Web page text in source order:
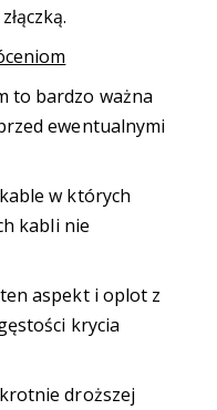
to bardzo ważna
ewentualnymi
w których
kabli nie
aspekt i oplot z
krycia
droższej